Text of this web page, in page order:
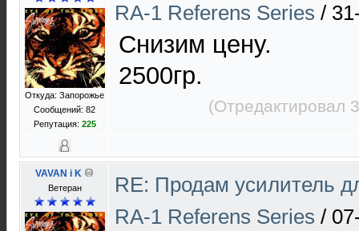
Откуда: Запорожье
Сообщений: 82
Репутация: 225
RA-1 Referens Series /
Снизим цену.
2500гр.
(Отредактировал
VAVAN i K
Ветеран
RE: Продам усилитель
RA-1 Referens Series /